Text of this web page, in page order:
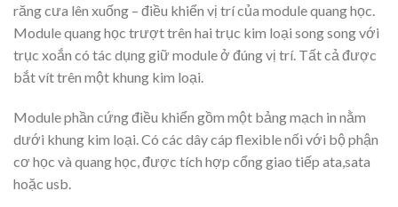
răng cưa lên xuống – điều khiển vị trí của module quang học.
Module quang học trượt trên hai trục kim loại song song với
trục xoắn có tác dụng giữ module ở đúng vị trí. Tất cả được
bắt vít trên một khung kim loại.
Module phần cứng điều khiển gồm một bảng mạch in nằm
dưới khung kim loại. Có các dây cáp flexible nối với bộ phận
cơ học và quang học, được tích hợp cổng giao tiếp ata,sata
hoặc usb.